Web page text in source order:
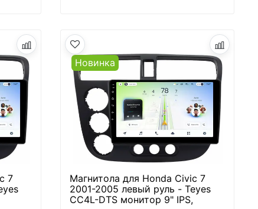
7
Новинка
Магнитола для Honda Civic 7
2001-2005 левый руль - Teyes
CC4L-DTS монитор 9" IPS,